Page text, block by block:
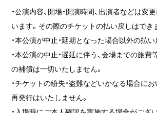
・公演内容、開場・開演時間、出演者などは変
います。その際のチケットの払い戻しはでき
・本公演が中止・延期となった場合以外の払
・本公演の中止・遅延に伴う、会場までの旅費
の補償は一切いたしません。
・チケットの紛失・盗難などいかなる場合に
再発行はいたしません。